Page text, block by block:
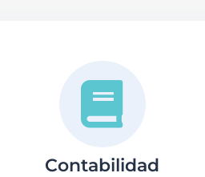
Contabilidad